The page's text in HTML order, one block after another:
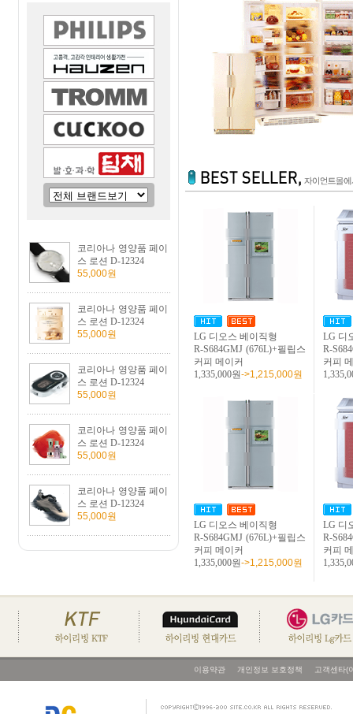
코리아나 영양품 페이
스 로션 D-12324
55,000원
코리아나 영양품 페이
스 로션 D-12324
55,000원
코리아나 영양품 페이
스 로션 D-12324
55,000원
코리아나 영양품 페이
스 로션 D-12324
55,000원
코리아나 영양품 페이
스 로션 D-12324
55,000원
LG 디오스 베이직형
R-S684GMJ (676L)+필립스
커피 메이커
1,335,000원->1,215,000원
LG 디
R-
커피
LG 디오스 베이직형
R-S684GMJ (676L)+필립스
커피 메이커
1,335,000원->1,215,000원
LG 디
R-
커피
이용약관 개인정보 보호정책 고객센타(